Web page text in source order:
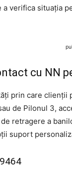
verifica situația
cu NN
prin care
de Pilonul 3,
retragere a
suport